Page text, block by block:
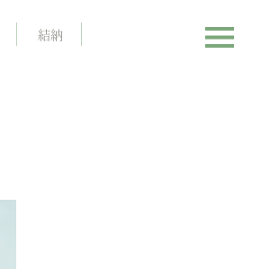
結納